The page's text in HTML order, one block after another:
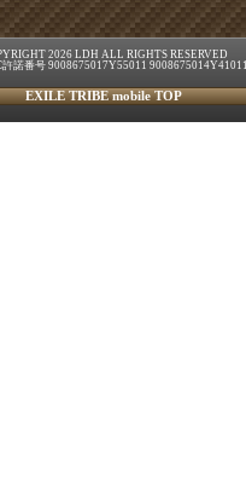
2026 LDH ALL RIGHTS RESERVED
許諾番号 9008675017Y55011 9008675014Y41011
EXILE TRIBE mobile TOP